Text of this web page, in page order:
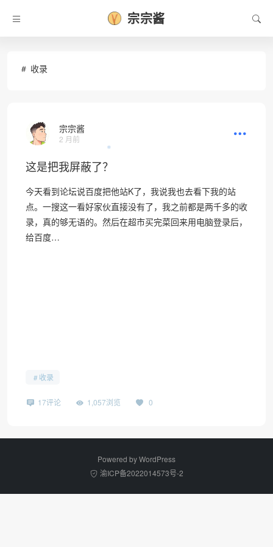
❄
宗宗酱
收录
宗宗酱
2 月前
这是把我屏蔽了？
今天看到论坛说百度把他站K了，我说我也去看下我的站
点。一搜这一看好家伙直接没有了，我之前都是两千多的收
录，真的够无语的。然后在超市买完菜回来用电脑登录后，
给百度…
收录
17评论 1,057浏览 0
Powered byWordPress
渝ICP备2022014573号-2